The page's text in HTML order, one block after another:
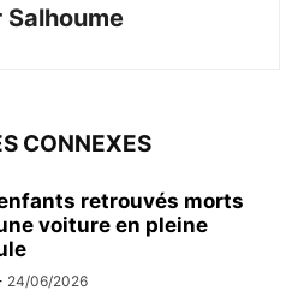
Salhoume
CONNEXES
retrouvés morts
voiture en pleine
24/06/2026